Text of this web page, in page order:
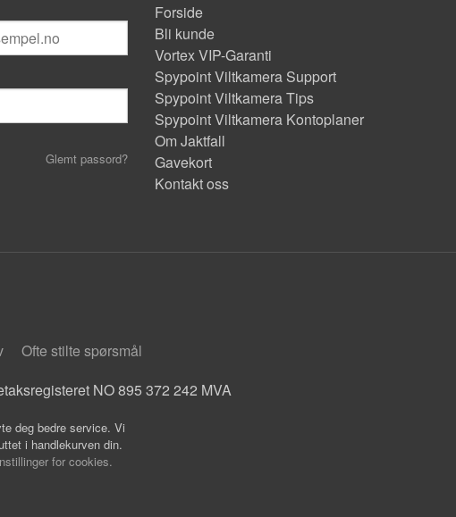
Glemt passord?
Forside
Bli kunde
Vortex VIP-Garanti
Spypoint Viltkamera Support
Spypoint Viltkamera Tips
Spypoint Viltkamera Kontoplaner
Om Jaktfall
Gavekort
Kontakt oss
Ofte stilte spørsmål
NO 895 372 242 MVA
deg bedre service. Vi
i handlekurven din.
for cookies.